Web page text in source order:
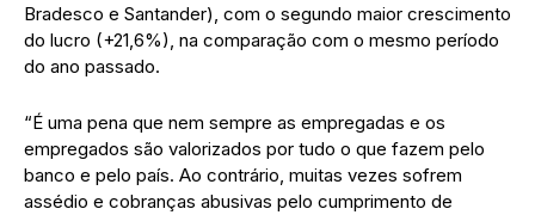
Bradesco e Santander), com o segundo maior crescimento
do lucro (+21,6%), na comparação com o mesmo período
do ano passado.
“É uma pena que nem sempre as empregadas e os
empregados são valorizados por tudo o que fazem pelo
banco e pelo país. Ao contrário, muitas vezes sofrem
assédio e cobranças abusivas pelo cumprimento de